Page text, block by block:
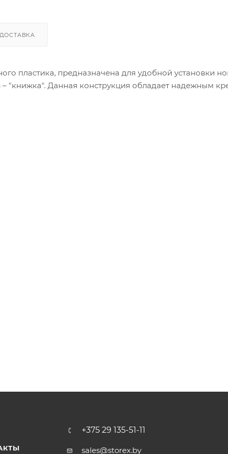
ДОСТАВКА
пластика, предназначена для удобной установки
"книжка". Данная конструкция обладает надежным
+375 29 135-51-11
sales@storex.by